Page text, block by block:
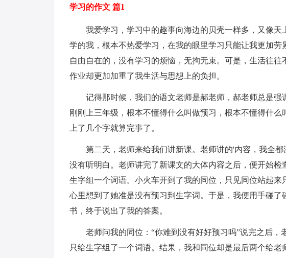
学习的作文 篇1
我爱学习，学习中的趣事向海边的贝壳一样多，又像天
学的我，根本不热爱学习，在我的眼里学习只能让我更加
自由自在的，没有学习的烦恼，无拘无束。可是，生活往
作业却更加加重了我生活与思想上的负担。
记得那时候，我们的语文老师是郝老师，郝老师总是强
刚刚上三年级，根本不懂得什么叫做预习，根本不懂得什
上了几个字就算完事了。
第二天，老师来给我们讲新课。老师讲的'内容，我全都
没有听明白。老师讲完了新课文的大体内容之后，便开始
生字组一个词语。小火车开到了我的同位，只见同位站起来
心里想到了她准是没有预习到生字词。于是，我便用手碰
书，终于说出了我的答案。
老师问我的同位：“你难到没有好好预习吗”说完之后，
只给生字组了一个词语。结果，我和同位却是最后两个给